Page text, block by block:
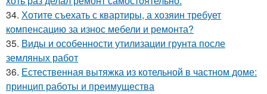
34. Хотите съехать с квартиры, а хозяин требует
компенсацию за износ мебели и ремонта?
35. Виды и особенности утилизации грунта после
земляных работ
36. Естественная вытяжка из котельной в частном доме:
принцип работы и преимущества